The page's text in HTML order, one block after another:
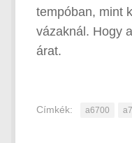
tempóban, mint
vázaknál. Hogy
árat.
Címkék: a6700